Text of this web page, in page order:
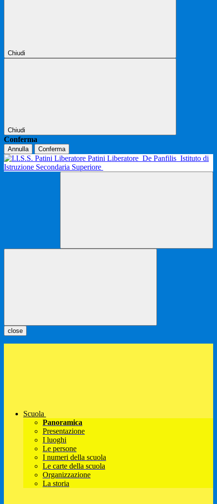
Chiudi
Chiudi
Conferma
Annulla Conferma
Patini Liberatore De Panfilis Istituto di
Istruzione Secondaria Superiore
close
Scuola
Panoramica
Presentazione
I luoghi
Le persone
I numeri della scuola
Le carte della scuola
Organizzazione
La storia